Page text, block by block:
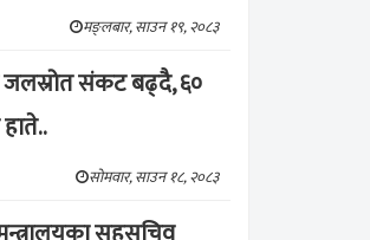
मङ्लबार, साउन १९, २०८३
संकट बढ्दै, ६०
सोमवार, साउन १८, २०८३